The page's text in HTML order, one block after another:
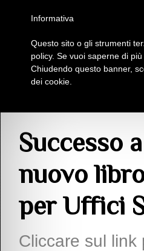
Insieme
Successo
nuovo
per Uffici
Cliccare sul link
Informativa
Questo sito o gli strumenti
policy. Se vuoi saperne di
Chiudendo questo banner,
dei cookie.